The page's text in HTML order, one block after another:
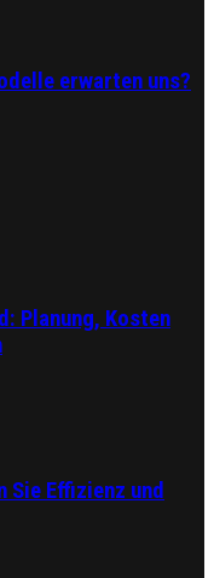
erwarten uns?
Planung, Kosten
Sie Effizienz und